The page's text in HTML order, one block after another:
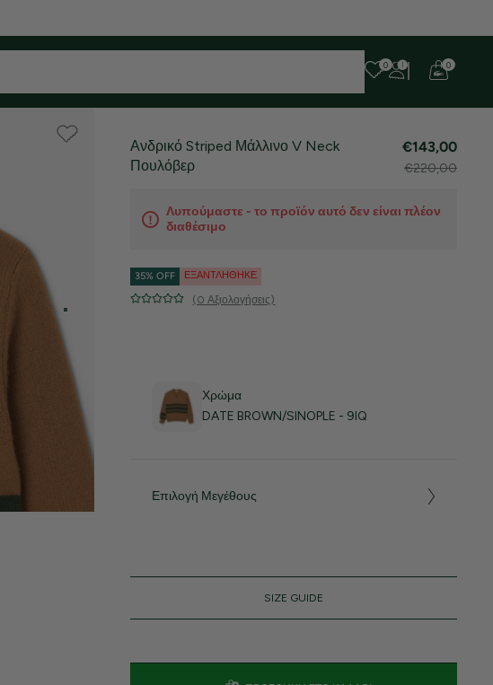
Σας ευχαριστούμε για την υπομονή σας!
0 0
Ανδρικό Striped Μάλλινο V Neck
Πουλόβερ
€143,00
€220,00
Λυπούμαστε - το προϊόν αυτό δεν είναι πλέον
διαθέσιμο
35% OFF ΕΞΑΝΤΛΉΘΗΚΕ
(0 Αξιολογήσεις)
Χρώμα
DATE BROWN/SINOPLE - 9IQ
Επιλογή Μεγέθους
SIZE GUIDE